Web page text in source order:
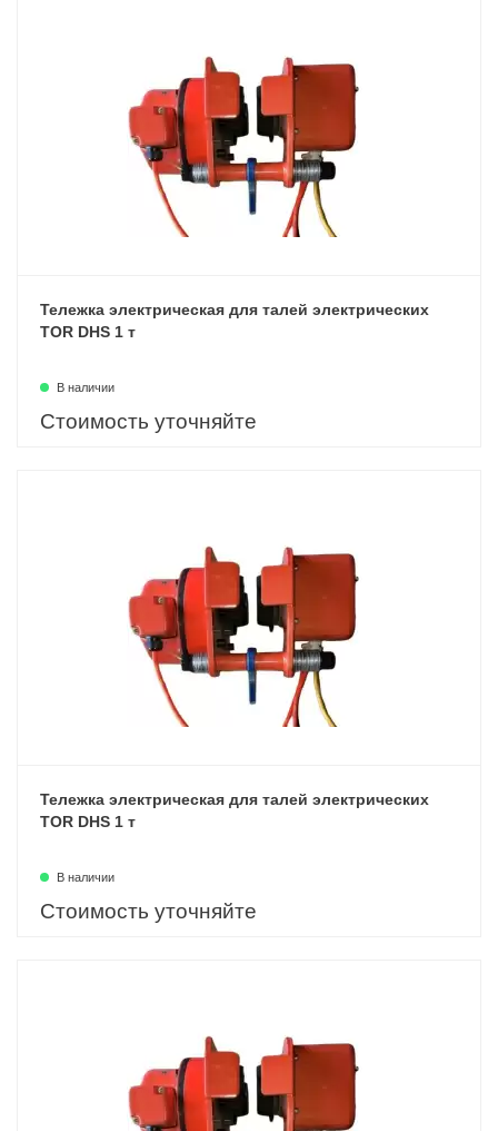
Тележка электрическая для талей электрических
TOR DHS 1 т
В наличии
Стоимость уточняйте
Тележка электрическая для талей электрических
TOR DHS 1 т
В наличии
Стоимость уточняйте